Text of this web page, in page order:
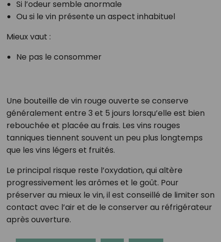
Si l’odeur semble anormale
Ou si le vin présente un aspect inhabituel
Mieux vaut :
Ne pas le consommer
Une bouteille de vin rouge ouverte se conserve
généralement entre 3 et 5 jours lorsqu’elle est bien
rebouchée et placée au frais. Les vins rouges
tanniques tiennent souvent un peu plus longtemps
que les vins légers et fruités.
Le principal risque reste l’oxydation, qui altère
progressivement les arômes et le goût. Pour
préserver au mieux le vin, il est conseillé de limiter son
contact avec l’air et de le conserver au réfrigérateur
après ouverture.